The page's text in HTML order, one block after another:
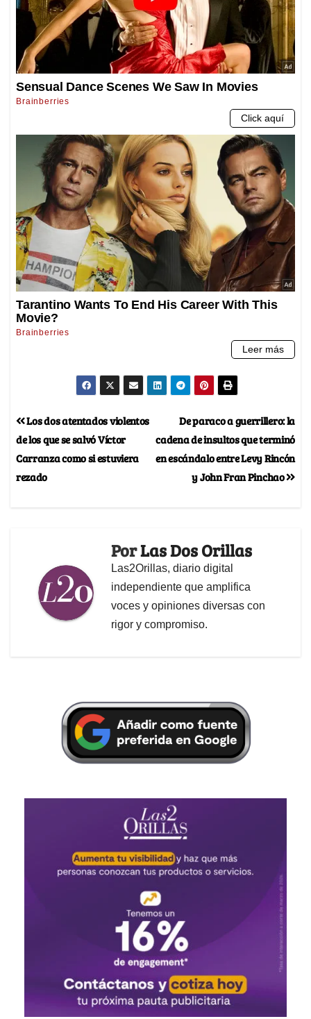
De paraco a guerrillero: la
cadena de insultos que terminó
en escándalo entre Levy Rincón
y John Fran Pinchao
Los dos atentados violentos
de los que se salvó Víctor
Carranza como si estuviera
rezado
PorLas Dos Orillas
Las2Orillas, diario digital
independiente que amplifica
voces y opiniones diversas con
rigor y compromiso.